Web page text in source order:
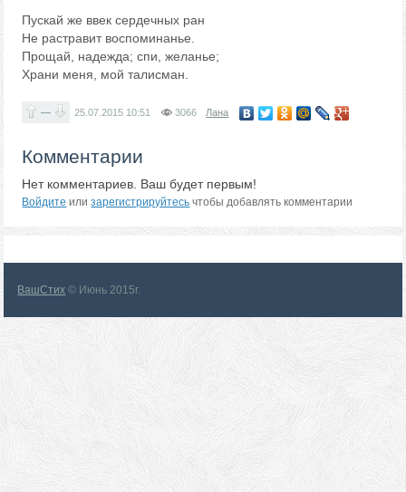
Пускай же ввек сердечных ран
Не растравит воспоминанье.
Прощай, надежда; спи, желанье;
Храни меня, мой талисман.
— 25.07.2015 10:51 3066 Лана
Комментарии
Нет комментариев. Ваш будет первым!
Войдите илизарегистрируйтесь чтобы добавлять комментарии
ВашСтих © Июнь 2015г.